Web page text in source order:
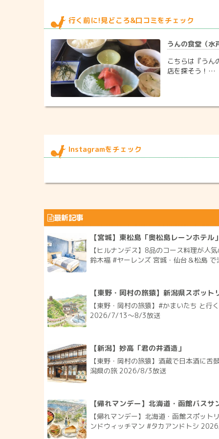
行く前に!見どころ&口コミをチェック
うんの食堂（
こちらは『うん
店を探そう！…
Instagramをチェック
最新記事
【宮城】東松島「奥松島レーンホテル」
【ヒルナンデス】8品のコース料理が人
鈴木福 #ヤーレンズ 宮城・仙台＆松島
【東野・岡村の旅猿】新潟県スポット
【東野・岡村の旅猿】#かまいたち と行
2026/7/13〜8/3放送
【新潟】妙高「君の井酒造」
【東野・岡村の旅猿】酒蔵で日本酒に舌
潟県の旅 2026/8/3放送
【帰れマンデー】北海道・函館バスサ
【帰れマンデー】北海道・函館スポッ
ンドウィッチマン #タカアンドトシ